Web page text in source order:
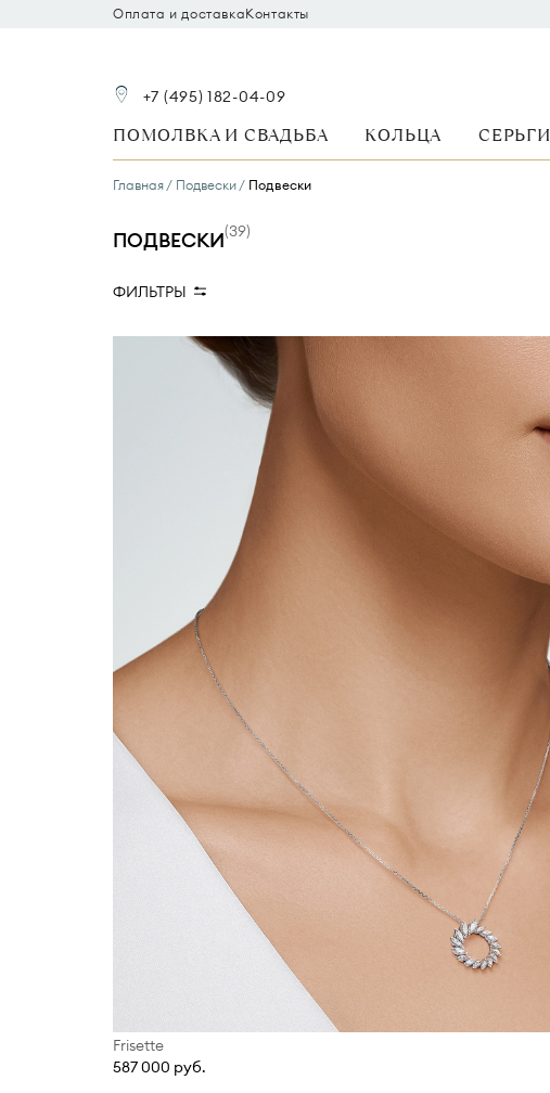
Оплата и доставкаКонтакты
+7 (495) 182-04-09
ПОМОЛВКА И СВАДЬБА КОЛЬЦА СЕРЬГИ
Главная Подвески Подвески
ПОДВЕСКИ(39)
ФИЛЬТРЫ
Frisette
587 000 руб.